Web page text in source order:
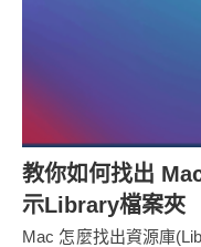
教你如何找出
示Library檔案夾
Mac 怎麼找出資源庫